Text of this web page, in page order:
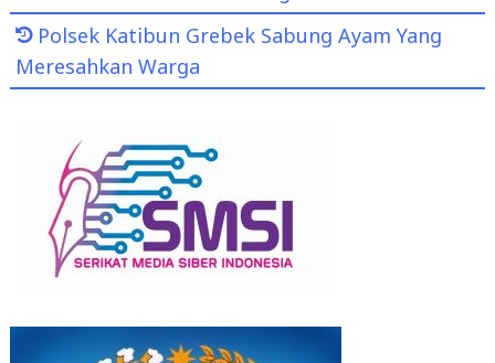
Polsek Katibun Grebek Sabung Ayam Yang
Meresahkan Warga